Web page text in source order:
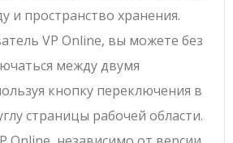
и пространство хранения.
VP Online, вы можете без
между двумя
кнопку переключения в
страницы рабочей области.